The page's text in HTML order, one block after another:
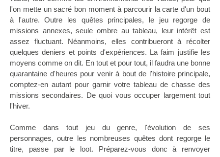
l'on mette un sacré bon moment à parcourir la carte d'un bout
à l'autre. Outre les quêtes principales, le jeu regorge de
missions annexes, seule ombre au tableau, leur intérêt est
assez fluctuant. Néanmoins, elles contribueront à récolter
quelques deniers et points d'expériences. La faim justifie les
moyens comme on dit. En tout et pour tout, il faudra une bonne
quarantaine d'heures pour venir à bout de l'histoire principale,
comptez-en autant pour garnir votre tableau de chasse des
missions secondaires. De quoi vous occuper largement tout
l'hiver.
Comme dans tout jeu du genre, l'évolution de ses
personnages, outre les nombreuses quêtes dont regorge le
titre, passe par le loot. Préparez-vous donc à renvoyer